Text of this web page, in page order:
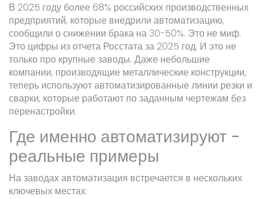
В 2025 году более 68% российских производственных
предприятий, которые внедрили автоматизацию,
сообщили о снижении брака на 30-50%. Это не миф.
Это цифры из отчета Росстата за 2025 год. И это не
только про крупные заводы. Даже небольшие
компании, производящие металлические конструкции,
теперь используют автоматизированные линии резки и
сварки, которые работают по заданным чертежам без
перенастройки.
Где именно автоматизируют -
реальные примеры
На заводах автоматизация встречается в нескольких
ключевых местах: